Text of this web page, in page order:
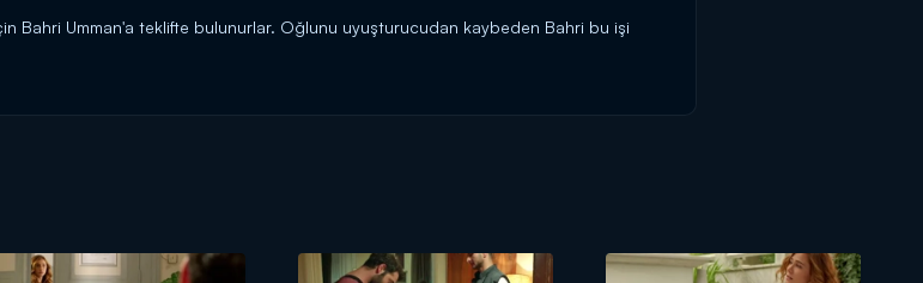
Bahri Umman'a teklifte bulunurlar. Oğlunu uyuşturucudan kaybeden Bahri bu işi